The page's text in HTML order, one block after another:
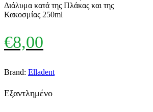
Διάλυμα κατά της Πλάκας και της
Κακοσμίας 250ml
€8,00
Brand: Elladent
Εξαντλημένο